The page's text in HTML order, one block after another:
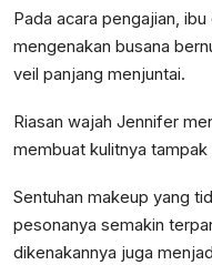
Pada acara pengajian,
mengenakan busana
veil panjang menjuntai.
Riasan wajah Jennifer
membuat kulitnya tampak
Sentuhan makeup yang
pesonanya semakin
dikenakannya juga